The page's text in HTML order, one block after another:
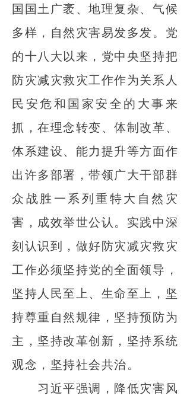
国国土广袤、地理复杂、气候
多样，自然灾害易发多发。党
的十八大以来，党中央坚持把
防灾减灾救灾工作作为关系人
民安危和国家安全的大事来
抓，在理念转变、体制改革、
体系建设、能力提升等方面作
出许多部署，带领广大干部群
众战胜一系列重特大自然灾
害，成效举世公认。实践中深
刻认识到，做好防灾减灾救灾
工作必须坚持党的全面领导，
坚持人民至上、生命至上，坚
持尊重自然规律，坚持预防为
主，坚持改革创新，坚持系统
观念，坚持社会共治。
习近平强调，降低灾害风